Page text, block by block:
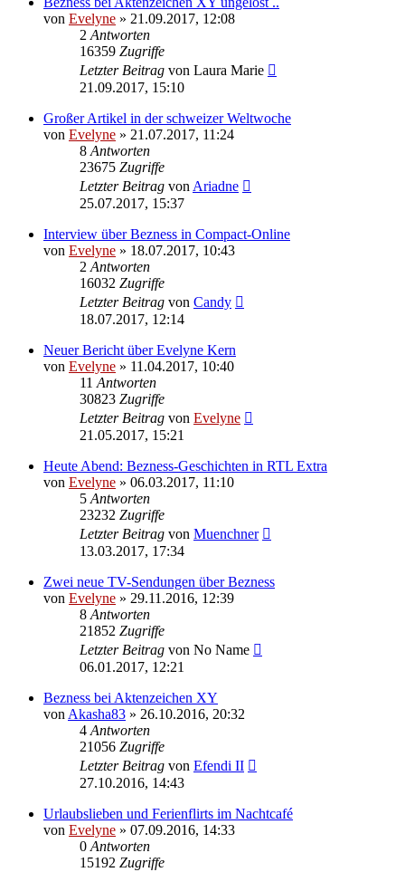
von Evelyne » 21.09.2017, 12:08
2 Antworten
16359 Zugriffe
Letzter Beitrag von Laura Marie
21.09.2017, 15:10
Großer Artikel in der schweizer Weltwoche
von Evelyne » 21.07.2017, 11:24
8 Antworten
23675 Zugriffe
Letzter Beitrag von Ariadne
25.07.2017, 15:37
Interview über Bezness in Compact-Online
von Evelyne » 18.07.2017, 10:43
2 Antworten
16032 Zugriffe
Letzter Beitrag von Candy
18.07.2017, 12:14
Neuer Bericht über Evelyne Kern
von Evelyne » 11.04.2017, 10:40
11 Antworten
30823 Zugriffe
Letzter Beitrag von Evelyne
21.05.2017, 15:21
Heute Abend: Bezness-Geschichten in RTL Extra
von Evelyne » 06.03.2017, 11:10
5 Antworten
23232 Zugriffe
Letzter Beitrag von Muenchner
13.03.2017, 17:34
Zwei neue TV-Sendungen über Bezness
von Evelyne » 29.11.2016, 12:39
8 Antworten
21852 Zugriffe
Letzter Beitrag von No Name
06.01.2017, 12:21
Bezness bei Aktenzeichen XY
von Akasha83 » 26.10.2016, 20:32
4 Antworten
21056 Zugriffe
Letzter Beitrag von Efendi II
27.10.2016, 14:43
Urlaubslieben und Ferienflirts im Nachtcafé
von Evelyne » 07.09.2016, 14:33
0 Antworten
15192 Zugriffe